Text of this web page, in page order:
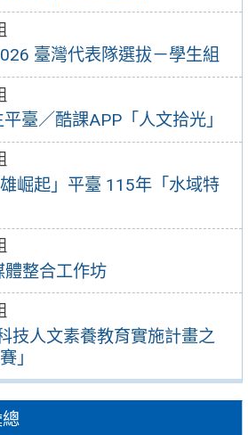
臺灣代表隊選拔－學生組
臺／酷課APP「人文拾光」
崛起」平臺 115年「水域特
整合工作坊
技人文素養教育實施計畫之
」